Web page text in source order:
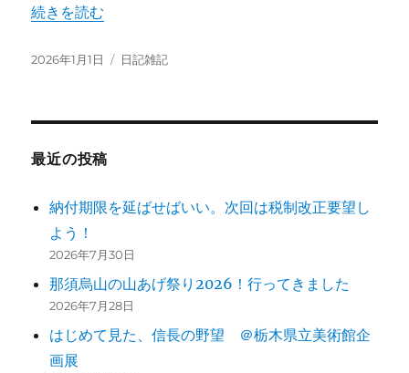
“2026年、あけましておめでとうございます” の
続きを読む
投
2026年1月1日
カ
日記雑記
最近の投稿
納付期限を延ばせばいい。次回は税制改正要望し
よう！
2026年7月30日
那須烏山の山あげ祭り2026！行ってきました
2026年7月28日
はじめて見た、信長の野望 ＠栃木県立美術館企
画展